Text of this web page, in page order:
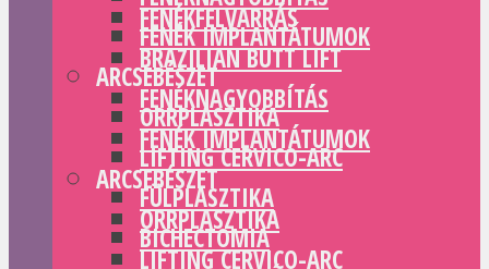
FENÉK IMPLANTÁTUMOK
ARCSEBÉSZET
ORRPLASZTIKA
LIFTING CERVICO-ARC
FÜLPLASZTIKA
BICHECTOMIA
FENÉKFELVARRÁS
BRAZILIAN BUTT LIFT
FENÉKNAGYOBBÍTÁS
FENÉK IMPLANTÁTUMOK
ARCSEBÉSZET
ORRPLASZTIKA
LIFTING CERVICO-ARC